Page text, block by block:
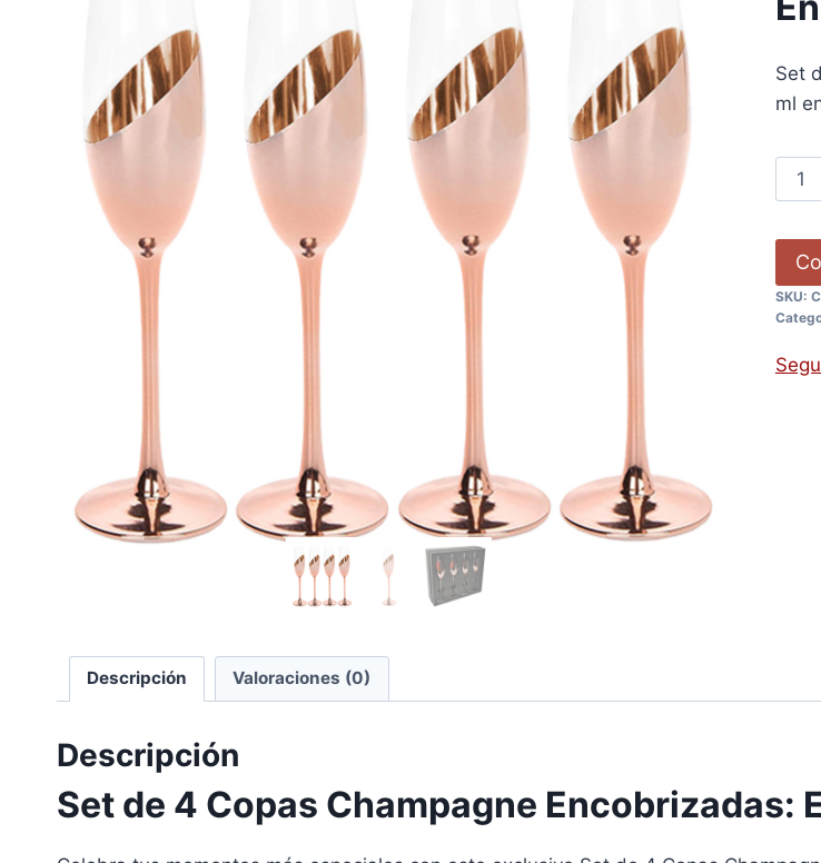
Set
ml
SKU:
Descripción Valoraciones (0)
Descripción
Set de 4 Copas Champagne Encobrizadas: